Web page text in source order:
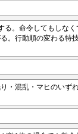
る。命令してもしなく
。行動順の変わる特
・混乱・マヒのいず